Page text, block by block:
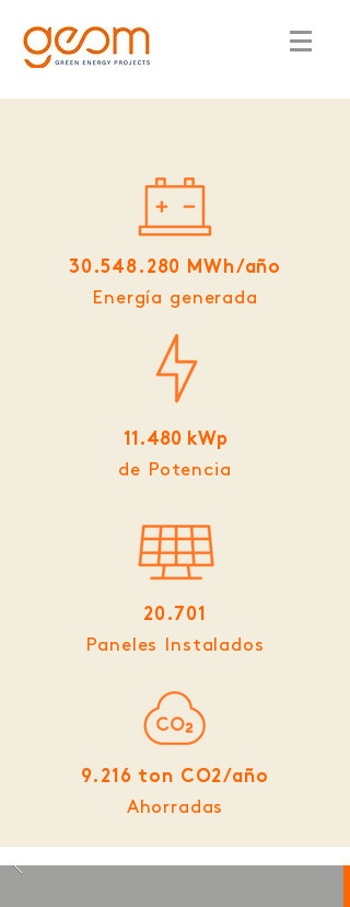
30.548.280 MWh/año
Energía generada
11.480 kWp
de Potencia
20.701
Paneles Instalados
9.216 ton CO2/año
Ahorradas